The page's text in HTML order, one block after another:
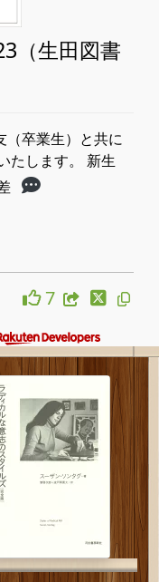
（生田図書
卒業生）と共に
たします。 新生
7